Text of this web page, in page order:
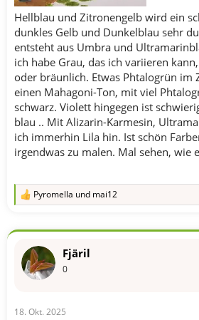
Hellblau und Zitronengelb wird ein
dunkles Gelb und Dunkelblau sehr
entsteht aus Umbra und
ich habe Grau, das ich variieren
oder bräunlich. Etwas Phtalogrün im
einen Mahagoni-Ton, mit viel
schwarz. Violett hingegen ist
blau .. Mit Alizarin-Karmesin,
ich immerhin Lila hin. Ist schön
irgendwas zu malen. Mal sehen, wie
R
k
o
:
Pyromella und mai12
Fjäril
0
18. Okt. 2025